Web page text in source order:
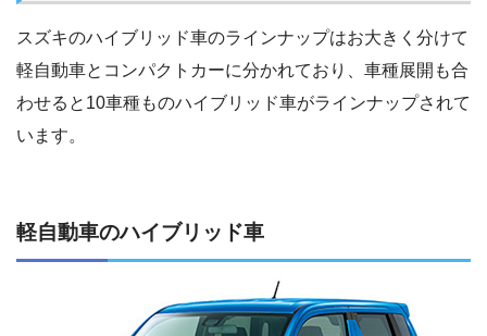
スズキのハイブリッド車のラインナップはお大きく分けて
軽自動車とコンパクトカーに分かれており、車種展開も合
わせると10車種ものハイブリッド車がラインナップされて
います。
軽自動車のハイブリッド車